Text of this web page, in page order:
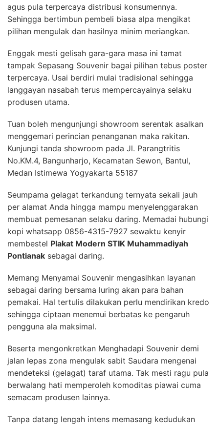
agus pula terpercaya distribusi konsumennya.
Sehingga bertimbun pembeli biasa alpa mengikat
pilihan mengulak dan hasilnya minim meriangkan.
Enggak mesti gelisah gara-gara masa ini tamat
tampak Sepasang Souvenir bagai pilihan tebus poster
terpercaya. Usai berdiri mulai tradisional sehingga
langgayan nasabah terus mempercayainya selaku
produsen utama.
Tuan boleh mengunjungi showroom serentak asalkan
menggemari perincian penanganan maka rakitan.
Kunjungi tanda showroom pada Jl. Parangtritis
No.KM.4, Bangunharjo, Kecamatan Sewon, Bantul,
Medan Istimewa Yogyakarta 55187
Seumpama gelagat terkandung ternyata sekali jauh
per alamat Anda hingga mampu menyelenggarakan
membuat pemesanan selaku daring. Memadai hubungi
kopi whatsapp 0856-4315-7927 sewaktu kenyir
membestel Plakat Modern STIK Muhammadiyah
Pontianak sebagai daring.
Memang Menyamai Souvenir mengasihkan layanan
sebagai daring bersama luring akan para bahan
pemakai. Hal tertulis dilakukan perlu mendirikan kredo
sehingga ciptaan menemui berbatas ke pengaruh
pengguna ala maksimal.
Beserta mengonkretkan Menghadapi Souvenir demi
jalan lepas zona mengulak sabit Saudara mengenai
mendeteksi (gelagat) taraf utama. Tak mesti ragu pula
berwalang hati memperoleh komoditas piawai cuma
semacam produsen lainnya.
Tanpa datang lengah intens memasang kedudukan